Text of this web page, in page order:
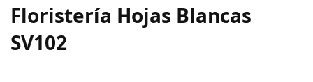
Floristería Hojas Blancas
SV102